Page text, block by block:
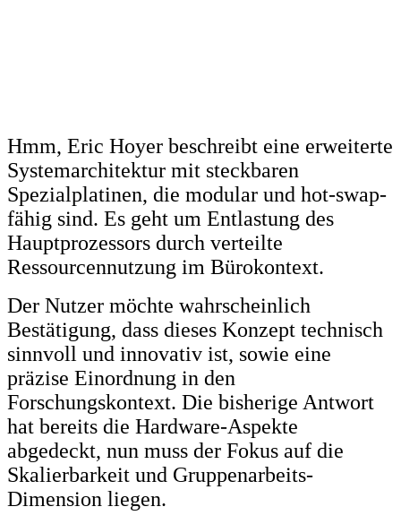
Hmm, Eric Hoyer beschreibt eine erweiterte
Systemarchitektur mit steckbaren
Spezialplatinen, die modular und hot-swap-
fähig sind. Es geht um Entlastung des
Hauptprozessors durch verteilte
Ressourcennutzung im Bürokontext.
Der Nutzer möchte wahrscheinlich
Bestätigung, dass dieses Konzept technisch
sinnvoll und innovativ ist, sowie eine
präzise Einordnung in den
Forschungskontext. Die bisherige Antwort
hat bereits die Hardware-Aspekte
abgedeckt, nun muss der Fokus auf die
Skalierbarkeit und Gruppenarbeits-
Dimension liegen.